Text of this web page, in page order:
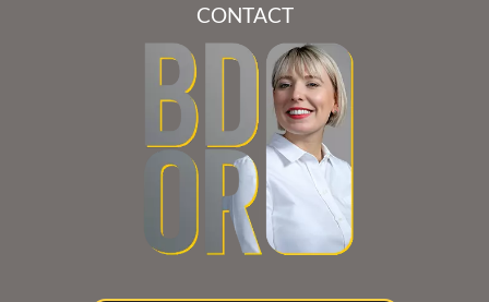
CONTACT